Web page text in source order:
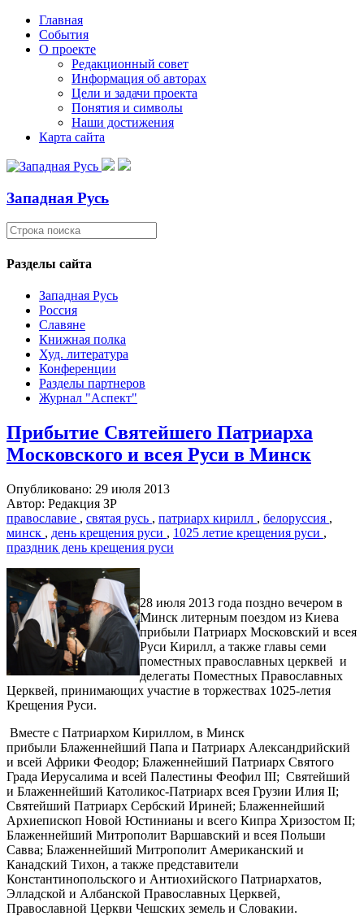
Главная
События
О проекте
Редакционный совет
Информация об авторах
Цели и задачи проекта
Понятия и символы
Наши достижения
Карта сайта
Западная Русь
Разделы сайта
Западная Русь
Россия
Славяне
Книжная полка
Худ. литература
Конференции
Разделы партнеров
Журнал "Аспект"
Прибытие Святейшего Патриарха
Московского и всея Руси в Минск
Опубликовано: 29 июля 2013
Автор: Редакция ЗР
православие , святая русь , патриарх кирилл , белоруссия ,
минск , день крещения руси , 1025 летие крещения руси ,
праздник день крещения руси
28 июля 2013 года поздно вечером в
Минск литерным поездом из Киева
прибыли Патриарх Московский и всея
Руси Кирилл, а также главы семи
поместных православных церквей и
делегаты Поместных Православных
Церквей, принимающих участие в торжествах 1025-летия
Крещения Руси.
Вместе с Патриархом Кириллом, в Минск
прибыли Блаженнейший Папа и Патриарх Александрийский
и всей Африки Феодор; Блаженнейший Патриарх Святого
Града Иерусалима и всей Палестины Феофил III; Святейший
и Блаженнейший Католикос-Патриарх всея Грузии Илия II;
Святейший Патриарх Сербский Ириней; Блаженнейший
Архиепископ Новой Юстинианы и всего Кипра Хризостом II;
Блаженнейший Митрополит Варшавский и всея Польши
Савва; Блаженнейший Митрополит Американский и
Канадский Тихон, а также представители
Константинопольского и Антиохийского Патриархатов,
Элладской и Албанской Православных Церквей,
Православной Церкви Чешских земель и Словакии.